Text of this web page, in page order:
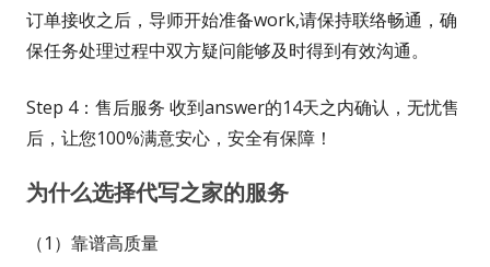
订单接收之后，导师开始准备work,请保持联络畅通，确
保任务处理过程中双方疑问能够及时得到有效沟通。
Step 4：售后服务 收到answer的14天之内确认，无忧售
后，让您100%满意安心，安全有保障！
为什么选择代写之家的服务
（1）靠谱高质量